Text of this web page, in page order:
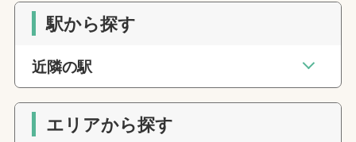
駅から探す
近隣の駅
エリアから探す